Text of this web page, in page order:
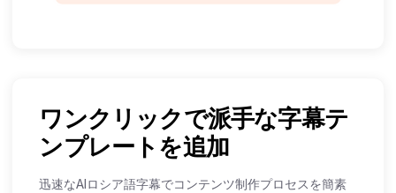
ワンクリックで派手な字幕テ
ンプレートを追加
迅速なAIロシア語字幕でコンテンツ制作プロセスを簡素